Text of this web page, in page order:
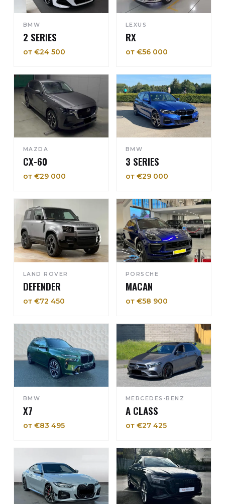
BMW
2 SERIES
от €24 500
LEXUS
RX
от €56 000
MAZDA
CX-60
от €29 000
BMW
3 SERIES
от €29 000
LAND ROVER
DEFENDER
от €72 450
PORSCHE
MACAN
от €58 900
BMW
X7
от €83 495
MERCEDES-BENZ
A CLASS
от €27 425